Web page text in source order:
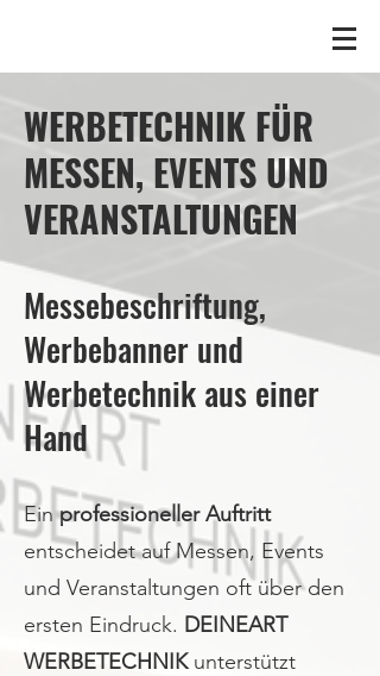
WERBETECHNIK FÜR
MESSEN, EVENTS UND
VERANSTALTUNGEN
Messebeschriftung,
Werbebanner und
Werbetechnik aus einer
Hand
Einprofessioneller Auftritt
entscheidet auf Messen, Events
und Veranstaltungen oft über den
ersten Eindruck. DEINEART
WERBETECHNIKunterstützt